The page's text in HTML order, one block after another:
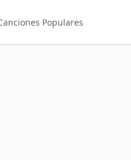
Populares